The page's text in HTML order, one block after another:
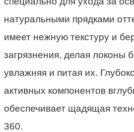
натуральными прядками
имеет нежную текстуру и
загрязнения, делая локоны
увлажняя и питая их.
активных компонентов
обеспечивает щадящая
360.